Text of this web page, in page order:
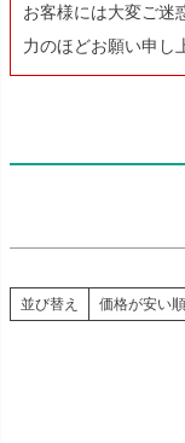
お客様には大変ご迷
力のほどお願い申し
並び替え 価格が安い順